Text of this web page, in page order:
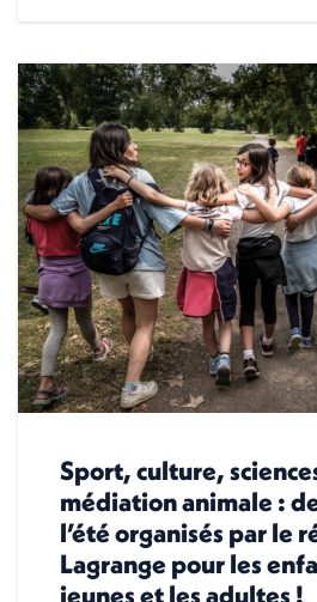
Sport, culture,
médiation animale :
l’été organisés par le
Lagrange pour les
jeunes et les adultes !